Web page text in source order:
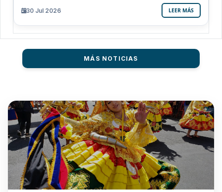
30 Jul 2026 LEER MÁS
MÁS NOTICIAS